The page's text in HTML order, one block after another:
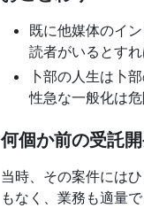
既に他媒体のイ
読者がいるとす
卜部の人生は卜
性急な一般化は危
何個か前の受託
当時、その案件には
もなく、業務も適量